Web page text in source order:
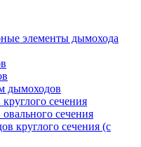
элементы дымохода
дымоходов
сечения
сечения
круглого сечения (с